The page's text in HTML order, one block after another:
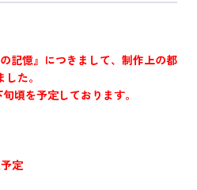
記憶』につきまして、制作上の都
た。
頃を予定しております。
定